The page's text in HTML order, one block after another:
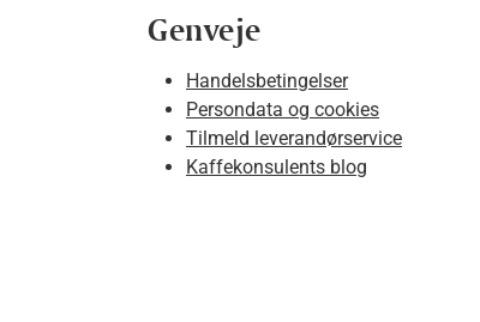
Genveje
Handelsbetingelser
Persondata og cookies
Tilmeld leverandørservice
Kaffekonsulents blog